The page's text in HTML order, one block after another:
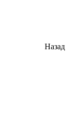
Назад